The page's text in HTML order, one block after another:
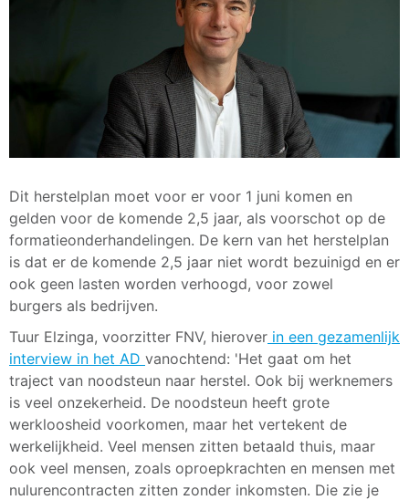
Dit herstelplan moet voor er voor 1 juni komen en
gelden voor de komende 2,5 jaar, als voorschot op de
formatieonderhandelingen. De kern van het herstelplan
is dat er de komende 2,5 jaar niet wordt bezuinigd en er
ook geen lasten worden verhoogd, voor zowel
burgers als bedrijven.
Tuur Elzinga, voorzitter FNV, hierover in een gezamenlijk
interview in het AD vanochtend: 'Het gaat om het
traject van noodsteun naar herstel. Ook bij werknemers
is veel onzekerheid. De noodsteun heeft grote
werkloosheid voorkomen, maar het vertekent de
werkelijkheid. Veel mensen zitten betaald thuis, maar
ook veel mensen, zoals oproepkrachten en mensen met
nulurencontracten zitten zonder inkomsten. Die zie je